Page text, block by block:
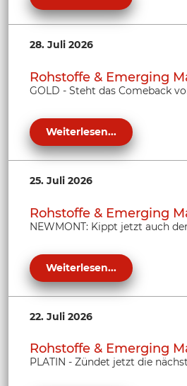
28. Juli 2026
Rohstoffe & Emerging
GOLD - Steht das Comeback
Weiterlesen...
25. Juli 2026
Rohstoffe & Emerging
NEWMONT: Kippt jetzt auch
Weiterlesen...
22. Juli 2026
Rohstoffe & Emerging
PLATIN - Zündet jetzt die